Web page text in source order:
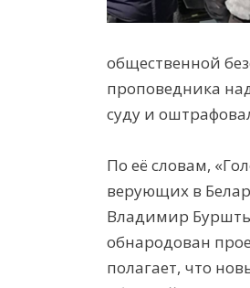
общественной
проповедника
суду и
По её словам,
верующих в
Владимир
обнародован
полагает, что